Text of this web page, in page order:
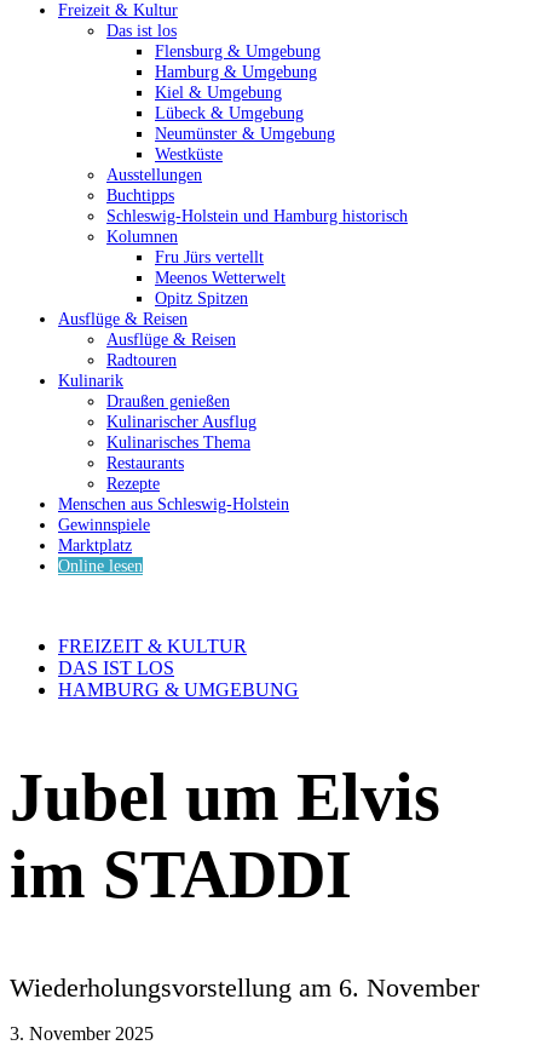
Freizeit & Kultur
Das ist los
Flensburg & Umgebung
Hamburg & Umgebung
Kiel & Umgebung
Lübeck & Umgebung
Neumünster & Umgebung
Westküste
Ausstellungen
Buchtipps
Schleswig-Holstein und Hamburg historisch
Kolumnen
Fru Jürs vertellt
Meenos Wetterwelt
Opitz Spitzen
Ausflüge & Reisen
Ausflüge & Reisen
Radtouren
Kulinarik
Draußen genießen
Kulinarischer Ausflug
Kulinarisches Thema
Restaurants
Rezepte
Menschen aus Schleswig-Holstein
Gewinnspiele
Marktplatz
Online lesen
FREIZEIT & KULTUR
DAS IST LOS
HAMBURG & UMGEBUNG
Jubel um Elvis
im STADDI
Wiederholungsvorstellung am 6. November
3. November 2025